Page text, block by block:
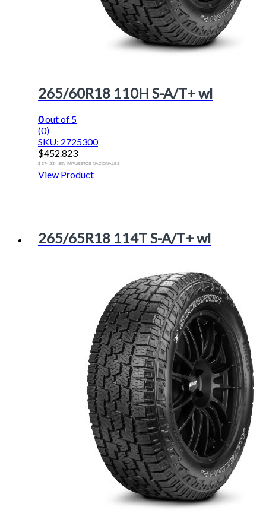
265/60R18 110H S-A/T+ wl
0out of 5
(0)
SKU: 2725300
$452.823
$ 374.234 SIN IMPUESTOS NACIONALES
View Product
265/65R18 114T S-A/T+ wl